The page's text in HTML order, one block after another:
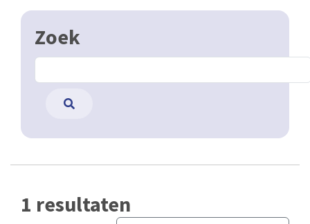
Zoek
1 resultaten